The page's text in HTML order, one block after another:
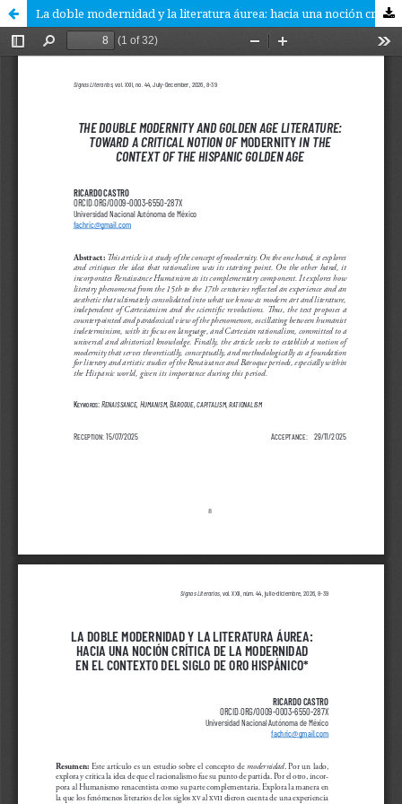
La doble modernidad y la literatura áurea: hacia una noción crítica de la modernidad en el contexto del Siglo de Oro hispánico